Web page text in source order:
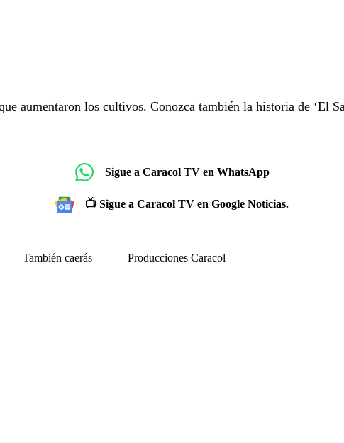
aumentaron los cultivos. Conozca también la historia de ‘El
Sigue a Caracol TV en WhatsApp
📺 Sigue a Caracol TV en Google Noticias.
También caerás Producciones Caracol